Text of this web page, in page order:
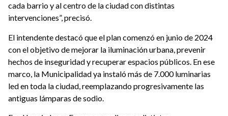
cada barrio y al centro de la ciudad con distintas
intervenciones”, precisó.
El intendente destacó que el plan comenzó en junio de 2024
con el objetivo de mejorar la iluminación urbana, prevenir
hechos de inseguridad y recuperar espacios públicos. En ese
marco, la Municipalidad ya instaló más de 7.000 luminarias
led en toda la ciudad, reemplazando progresivamente las
antiguas lámparas de sodio.